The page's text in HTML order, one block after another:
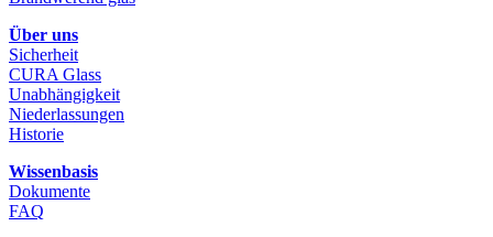
Über uns
Sicherheit
CURA Glass
Unabhängigkeit
Niederlassungen
Historie
Wissenbasis
Dokumente
FAQ